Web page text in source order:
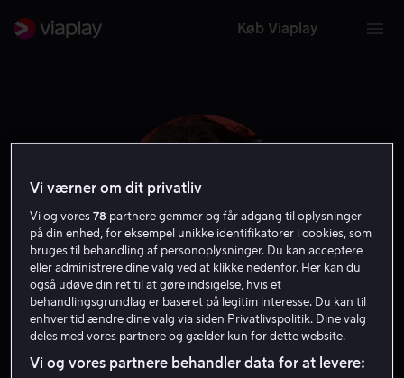
Køb Viaplay
Brady Hepner
Skuespiller
Vi værner om dit privatliv
Vi og vores78 partnere gemmer og får adgang til oplysninger
på din enhed, for eksempel unikke identifikatorer i cookies, som
bruges til behandling af personoplysninger. Du kan acceptere
eller administrere dine valg ved at klikke nedenfor. Her kan du
også udøve din ret til at gøre indsigelse, hvis et
behandlingsgrundlag er baseret på legitim interesse. Du kan til
enhver tid ændre dine valg via siden Privatlivspolitik. Dine valg
deles med vores partnere og gælder kun for dette website.
Vi og vores partnere behandler data for at levere: